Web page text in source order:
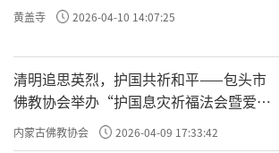
黄盖寺 2026-04-10 14:07:25
清明追思英烈，护国共祈和平——包头市
佛教协会举办“护国息灾祈福法会暨爱国
主义电影观影活动”
内蒙古佛教协会 2026-04-09 17:33:42